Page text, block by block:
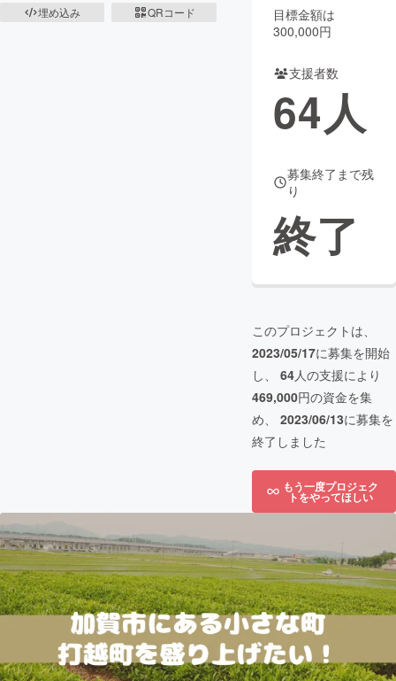
CAMPFIREふるさと納税
コミュニティ
埋め込み
QRコード
目標金額は
300,000円
支援者数
64人
募集終了まで残
り
終了
このプロジェクトは、
2023/05/17に募集を開始
し、 64人の支援により
469,000円の資金を集
め、 2023/06/13に募集を
終了しました
もう一度プロジェク
トをやってほしい